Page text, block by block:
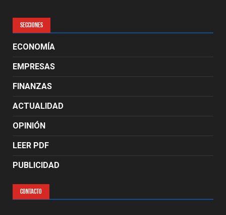
SECCIONES
ECONOMÍA
EMPRESAS
FINANZAS
ACTUALIDAD
OPINIÓN
LEER PDF
PUBLICIDAD
CONTACTO